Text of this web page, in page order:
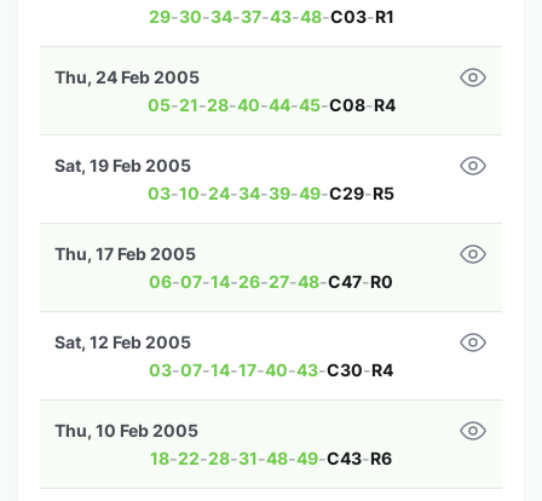
29-30-34-37-43-48-C03-R1
05-21-28-40-44-45-C08-R4
Thu, 24 Feb 2005
03-10-24-34-39-49-C29-R5
Sat, 19 Feb 2005
06-07-14-26-27-48-C47-R0
Thu, 17 Feb 2005
03-07-14-17-40-43-C30-R4
Sat, 12 Feb 2005
18-22-28-31-48-49-C43-R6
Thu, 10 Feb 2005